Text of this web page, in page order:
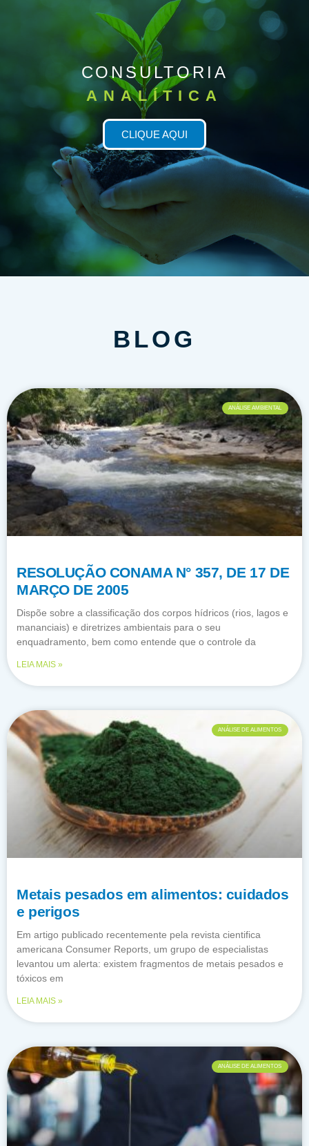
CONSULTORIA
ANALÍTICA
CLIQUE AQUI
BLOG
ANÁLISE AMBIENTAL
RESOLUÇÃO CONAMA N° 357, DE 17 DE
MARÇO DE 2005
Dispõe sobre a classificação dos corpos hídricos (rios, lagos e
mananciais) e diretrizes ambientais para o seu
enquadramento, bem como entende que o controle da
LEIA MAIS »
ANÁLISE DE ALIMENTOS
Metais pesados em alimentos: cuidados
e perigos
Em artigo publicado recentemente pela revista cientifica
americana Consumer Reports, um grupo de especialistas
levantou um alerta: existem fragmentos de metais pesados e
tóxicos em
LEIA MAIS »
ANÁLISE DE ALIMENTOS